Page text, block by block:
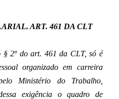
ART. 461 DA CLT
2º do art. 461 da CLT, só é
organizado em carreira
Ministério do Trabalho,
exigência o quadro de